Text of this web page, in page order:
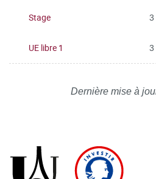
Stage 3
UE libre 1 3
Dernière mise à